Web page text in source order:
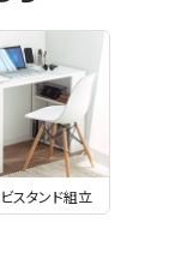
スタンド組立